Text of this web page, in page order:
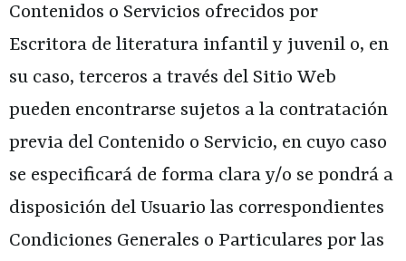
Contenidos o Servicios ofrecidos por
Escritora de literatura infantil y juvenil o, en
su caso, terceros a través del Sitio Web
pueden encontrarse sujetos a la contratación
previa del Contenido o Servicio, en cuyo caso
se especificará de forma clara y/o se pondrá a
disposición del Usuario las correspondientes
Condiciones Generales o Particulares por las